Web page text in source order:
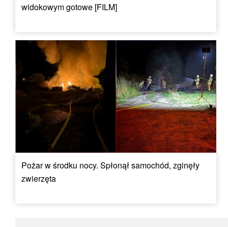
widokowym gotowe [FILM]
Pożar w środku nocy. Spłonął samochód, zginęły
zwierzęta